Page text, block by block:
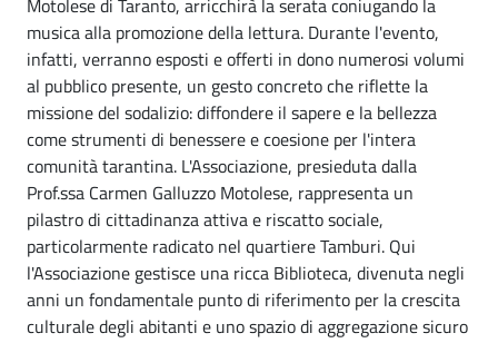
Motolese di Taranto, arricchirà la serata coniugando la
musica alla promozione della lettura. Durante l'evento,
infatti, verranno esposti e offerti in dono numerosi volumi
al pubblico presente, un gesto concreto che riflette la
missione del sodalizio: diffondere il sapere e la bellezza
come strumenti di benessere e coesione per l'intera
comunità tarantina. L'Associazione, presieduta dalla
Prof.ssa Carmen Galluzzo Motolese, rappresenta un
pilastro di cittadinanza attiva e riscatto sociale,
particolarmente radicato nel quartiere Tamburi. Qui
l'Associazione gestisce una ricca Biblioteca, divenuta negli
anni un fondamentale punto di riferimento per la crescita
culturale degli abitanti e uno spazio di aggregazione sicuro